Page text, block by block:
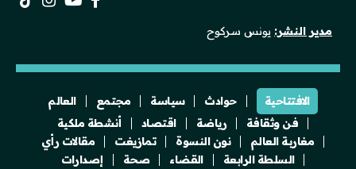
مدير النشر: يونس سركوح
الافتتاحية حوادث سياسة مجتمع
العالم
فن وثقافة
رياضة اقتصاد
أنشطة ملكية
مغاربة العالم
نون النسوة تمازيغت
مقالات رأي
السلطة الرابعة
القضاء صحة إصدارات